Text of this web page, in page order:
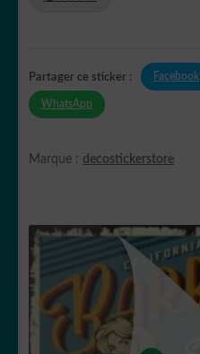
Partager ce sticker : Facebook
WhatsApp
Marque : decostickerstore